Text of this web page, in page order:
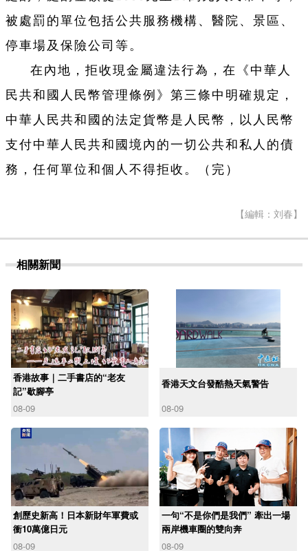
被處罰的單位包括公共服務機構、醫院、景區、
停車場及保險公司等。
在內地，拒收現金屬違法行為，在《中華人
民共和國人民幣管理條例》第三條中明確規定，
中華人民共和國的法定貨幣是人民幣，以人民幣
支付中華人民共和國境內的一切公共和私人的債
務，任何單位和個人不得拒收。（完）
【編輯：刘春】
相關新聞
香港故事｜二手書店的“老友
記”歇腳亭
08-09
香港天文台發酷熱天氣警告
08-09
創歷史新高！日本新財年軍費或
衝10萬億日元
08-09
一句“不是你們是我們” 牽出一場
兩岸機車圈的雙向奔
08-09